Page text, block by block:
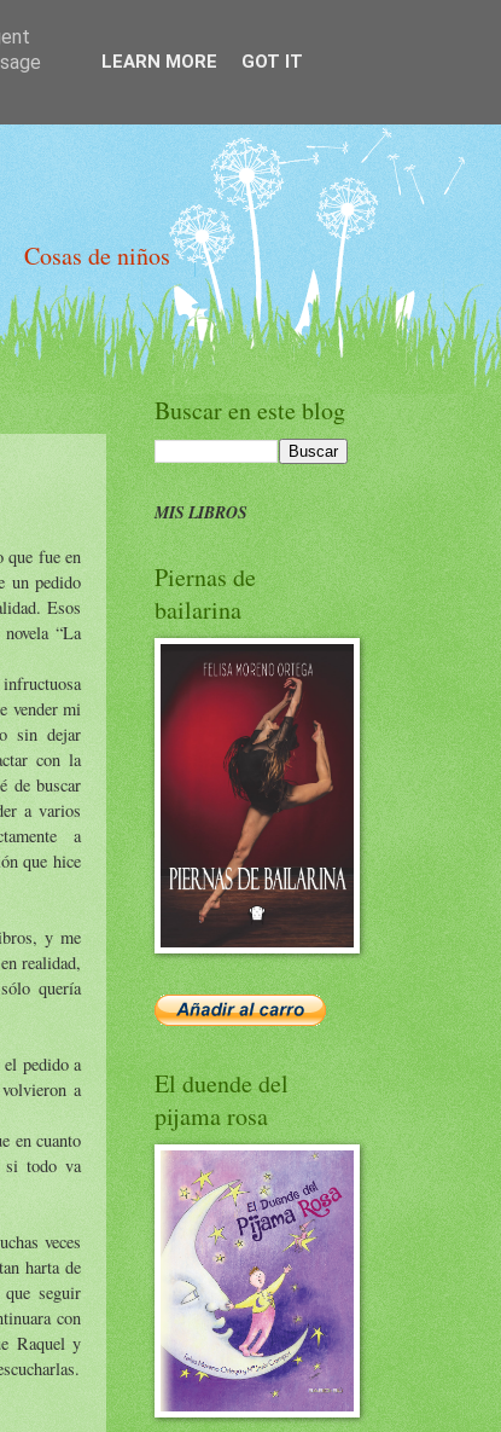
Cosas de niños
que fue en
un pedido
Esos
“La
vender mi
sin dejar
con la
de buscar
a varios
a
que hice
y me
realidad,
quería
pedido a
a
en cuanto
si todo va
veces
harta de
seguir
con
Raquel y
Buscar en este blog
MIS LIBROS
Piernas de
bailarina
El duende del
pijama rosa
LEARN MORE GOT IT